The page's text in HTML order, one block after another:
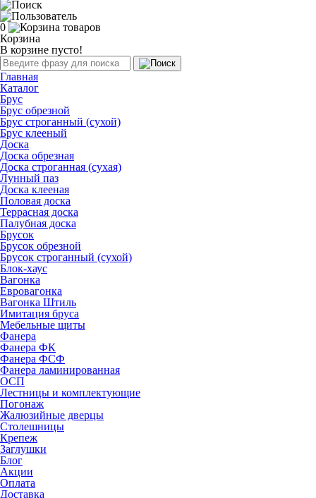
0
Корзина
В корзине пусто!
Главная
Каталог
Брус
Брус обрезной
Брус строганный (сухой)
Брус клееный
Доска
Доска обрезная
Доска строганная (сухая)
Лунный паз
Доска клееная
Половая доска
Террасная доска
Палубная доска
Брусок
Брусок обрезной
Брусок строганный (сухой)
Блок-хаус
Вагонка
Евровагонка
Вагонка Штиль
Имитация бруса
Мебельные щиты
Фанера
Фанера ФК
Фанера ФСФ
Фанера ламинированная
ОСП
Лестницы и комплектующие
Погонаж
Жалюзийные дверцы
Столешницы
Крепеж
Заглушки
Блог
Акции
Оплата
Доставка